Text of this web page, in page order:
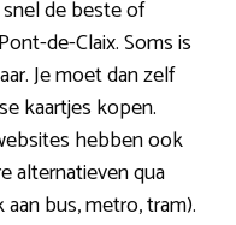
de beste of
de-Claix. Soms is
Je moet dan zelf
kaartjes kopen.
hebben ook
alternatieven qua
bus, metro, tram).